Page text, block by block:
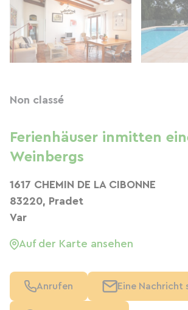
Non classé
Ferienhäuser inmitten
Weinbergs
1617 CHEMIN DE LA CIBONNE
83220, Pradet
Var
Auf der Karte ansehen
Anrufen Eine Nachricht